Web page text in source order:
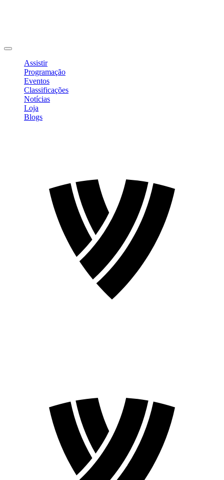
Assistir
Programação
Eventos
Classificações
Notícias
Loja
Blogs